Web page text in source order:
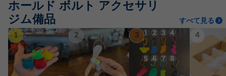
ホールド ボルト アクセサリ
ジム備品
すべて見る
1 2 3 4